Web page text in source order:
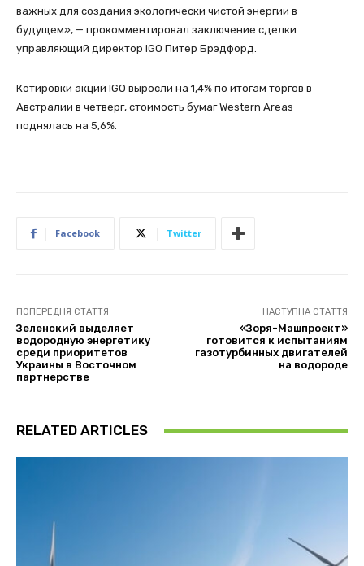
важных для создания экологически чистой энергии в
будущем», — прокомментировал заключение сделки
управляющий директор IGO Питер Брэдфорд.
Котировки акций IGO выросли на 1,4% по итогам торгов в
Австралии в четверг, стоимость бумаг Western Areas
поднялась на 5,6%.
Facebook Twitter
ПОПЕРЕДНЯ СТАТТЯ
Зеленский выделяет
водородную энергетику
среди приоритетов
Украины в Восточном
партнерстве
НАСТУПНА СТАТТЯ
«Зоря-Машпроект»
готовится к испытаниям
газотурбинных двигателей
на водороде
RELATED ARTICLES